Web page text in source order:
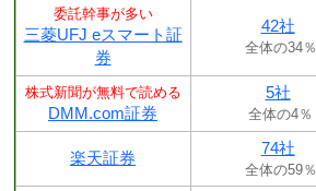
委託幹事が多い
三菱UFJ eスマート証
券
42社
全体の34％
株式新聞が無料で読める
DMM.com証券
5社
全体の4％
楽天証券
74社
全体の59％